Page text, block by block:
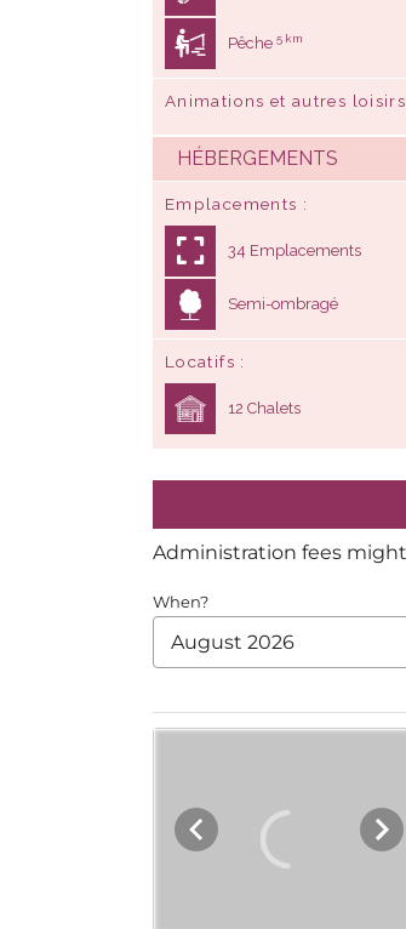
Pêche 5 km
Animations et autres loisirs
HÉBERGEMENTS
Emplacements
34 Emplacements
Semi-ombragé
Locatifs
12 Chalets